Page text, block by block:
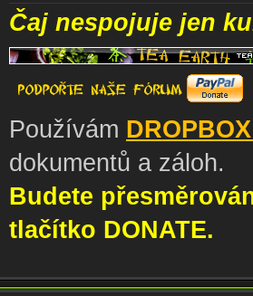
Čaj nespojuje jen
Používám
dokumentů a záloh.
Budete
tlačítko DONATE.